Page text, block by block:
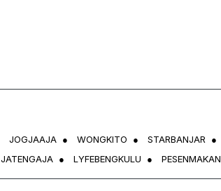
JOGJAAJA ● WONGKITO ● STARBANJAR ●
JATENGAJA ● LYFEBENGKULU ● PESENMAKAN